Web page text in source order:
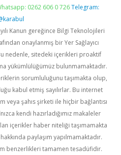
0262 606 0 726 Telegram:
Kanun gereğince Bilgi Teknolojileri
onaylanmış bir Yer Sağlayıcı
nedenle, sitedeki içerikleri proaktif
yükümlülüğümüz bulunmamaktadır.
sorumluluğunu taşımakta olup,
kabul etmiş sayılırlar. Bu internet
veya şahıs şirketi ile hiçbir bağlantısı
kendi hazırladığımız makaleler
içerikler haber niteliği taşımamakta
paylaşım yapılmamaktadır.
benzerlikleri tamamen tesadüfidir.